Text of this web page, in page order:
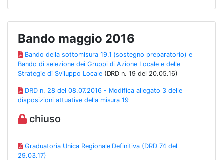
Bando maggio 2016
Bando della sottomisura 19.1 (sostegno preparatorio) e
Bando di selezione dei Gruppi di Azione Locale e delle
Strategie di Sviluppo Locale (DRD n. 19 del 20.05.16)
DRD n. 28 del 08.07.2016 - Modifica allegato 3 delle
disposizioni attuative della misura 19
chiuso
Graduatoria Unica Regionale Definitiva (DRD 74 del
29.03.17)